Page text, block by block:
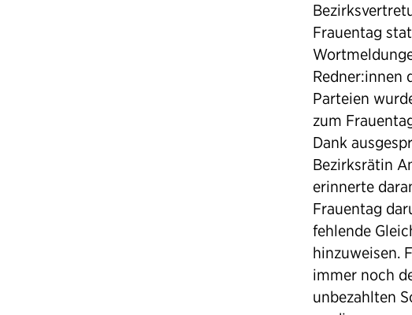
Frauentag
Redner:innen
Parteien
zum
Dank
Bezirksrätin
erinnerte
Frauentag
fehlende
hinzuweisen.
immer noch
unbezahlten